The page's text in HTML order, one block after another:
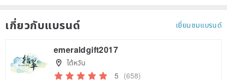
เกี่ยวกับแบรนด์ เยี่ยมชมแบรนด์
emeraldgift2017
ไต้หวัน
5 (658)